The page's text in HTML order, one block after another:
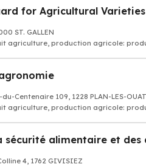
for Agricultural
ST. GALLEN
agriculture, production agricole:
Centenaire 109, 1228 PLAN-LES-
agriculture, production agricole:
sécurité alimentaire et des
4, 1762 GIVISIEZ